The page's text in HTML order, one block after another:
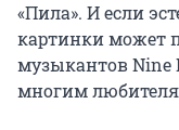
«Пила». И если
картинки может
музыкантов Nine
многим